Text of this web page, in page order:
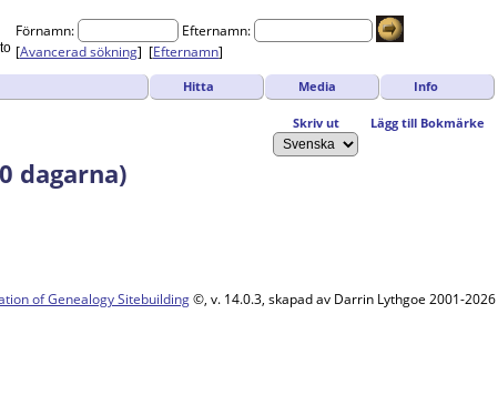
Förnamn:
Efternamn:
[Avancerad sökning] [Efternamn]
Hitta Media Info
Skriv ut Lägg till Bokmärke
dagarna)
of Genealogy Sitebuilding©, v. 14.0.3, skapad av Darrin Lythgoe 2001-2026